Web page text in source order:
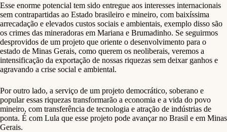
Esse enorme potencial tem sido entregue aos interesses internacionais
sem contrapartidas ao Estado brasileiro e mineiro, com baixíssima
arrecadação e elevados custos sociais e ambientais, exemplo disso são
os crimes das mineradoras em Mariana e Brumadinho. Se seguirmos
desprovidos de um projeto que oriente o desenvolvimento para o
estado de Minas Gerais, como querem os neoliberais, veremos a
intensificação da exportação de nossas riquezas sem deixar ganhos e
agravando a crise social e ambiental.
Por outro lado, a serviço de um projeto democrático, soberano e
popular essas riquezas transformarão a economia e a vida do povo
mineiro, com transferência de tecnologia e atração de indústrias de
ponta. É com Lula que esse projeto pode avançar no Brasil e em Minas
Gerais.